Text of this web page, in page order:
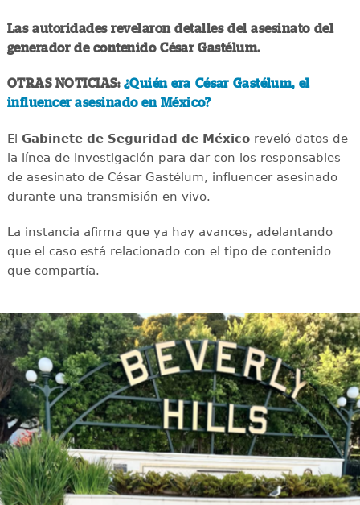
Las autoridades revelaron detalles del asesinato del
generador de contenido César Gastélum.
OTRAS NOTICIAS: ¿Quién era César Gastélum, el
influencer asesinado en México?
El Gabinete de Seguridad de Méxicoreveló datos de
la línea de investigación para dar con los responsables
de asesinato de César Gastélum, influencer asesinado
durante una transmisión en vivo.
La instancia afirma que ya hay avances, adelantando
que el caso está relacionado con el tipo de contenido
que compartía.